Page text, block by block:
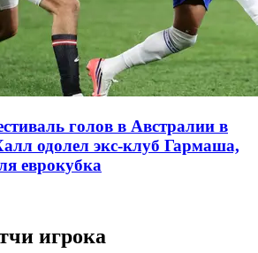
голов в Австралии в
одолел экс-клуб Гармаша,
еврокубка
игрока